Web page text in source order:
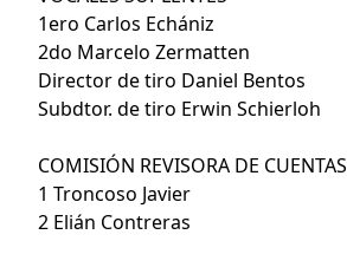
1ero Carlos Echániz
2do Marcelo Zermatten
Director de tiro Daniel Bentos
Subdtor. de tiro Erwin Schierloh
COMISIÓN REVISORA DE CUENTAS
1 Troncoso Javier
2 Elián Contreras